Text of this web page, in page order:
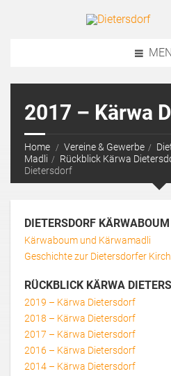
2017 – Kärwa
Home Vereine & Gewerbe
Madli
Rückblick Kärwa
Dietersdorf
DIETERSDORF
Kärwaboum und Kärwamadli
Geschichte zur Dietersdorfer
RÜCKBLICK KÄRWA
2019 – Kärwa Dietersdorf
2018 – Kärwa Dietersdorf
2017 – Kärwa Dietersdorf
2016 – Kärwa Dietersdorf
2014 – Kärwa Dietersdorf